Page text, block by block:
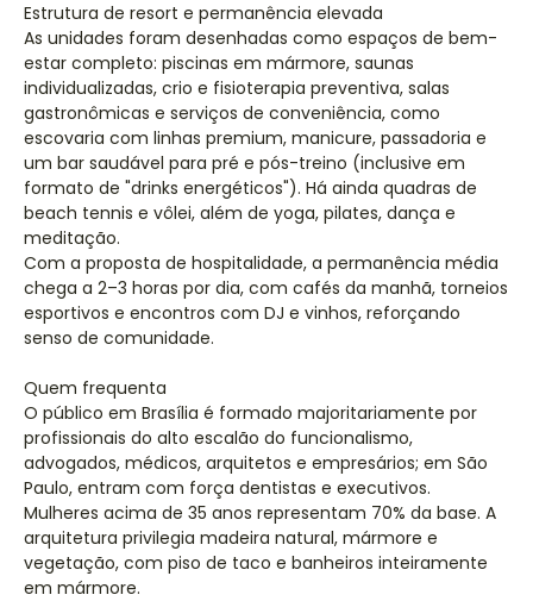
Estrutura de resort e permanência elevada
As unidades foram desenhadas como espaços de bem-
estar completo: piscinas em mármore, saunas
individualizadas, crio e fisioterapia preventiva, salas
gastronômicas e serviços de conveniência, como
escovaria com linhas premium, manicure, passadoria e
um bar saudável para pré e pós-treino (inclusive em
formato de "drinks energéticos"). Há ainda quadras de
beach tennis e vôlei, além de yoga, pilates, dança e
meditação.
Com a proposta de hospitalidade, a permanência média
chega a 2–3 horas por dia, com cafés da manhã, torneios
esportivos e encontros com DJ e vinhos, reforçando
senso de comunidade.
Quem frequenta
O público em Brasília é formado majoritariamente por
profissionais do alto escalão do funcionalismo,
advogados, médicos, arquitetos e empresários; em São
Paulo, entram com força dentistas e executivos.
Mulheres acima de 35 anos representam 70% da base. A
arquitetura privilegia madeira natural, mármore e
vegetação, com piso de taco e banheiros inteiramente
em mármore.